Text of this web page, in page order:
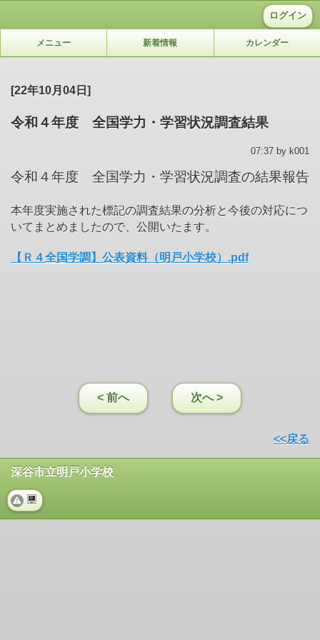
ログイン
メニュー 新着情報 カレンダー
[22年10月04日]
令和４年度 全国学力・学習状況調査結果
07:37 by k001
令和４年度 全国学力・学習状況調査の結果報告
本年度実施された標記の調査結果の分析と今後の対応につ
いてまとめましたので、公開いたます。
【Ｒ４全国学調】公表資料（明戸小学校）.pdf
< 前へ 次へ >
<<戻る
深谷市立明戸小学校